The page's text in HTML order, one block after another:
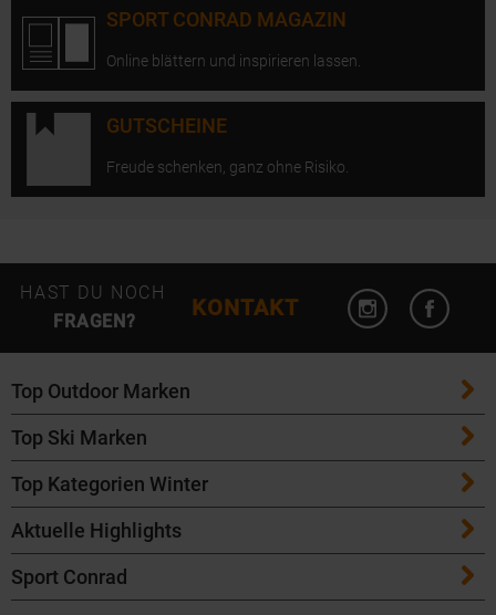
SPORT CONRAD MAGAZIN
Online blättern und inspirieren lassen.
GUTSCHEINE
Freude schenken, ganz ohne Risiko.
HAST DU NOCH
FRAGEN?
KONTAKT
Instagram
Top Outdoor Marken
Patagonia
Maloja
Salomon
Icebreaker
Top Ski Marken
ATK Bindungen
K2 Ski
Völkl Ski
Top Kategorien Winter
Ski
Skitouren Ski
Aktuelle Highlights
Maloja Fahrradbekleidung
Sport Conrad